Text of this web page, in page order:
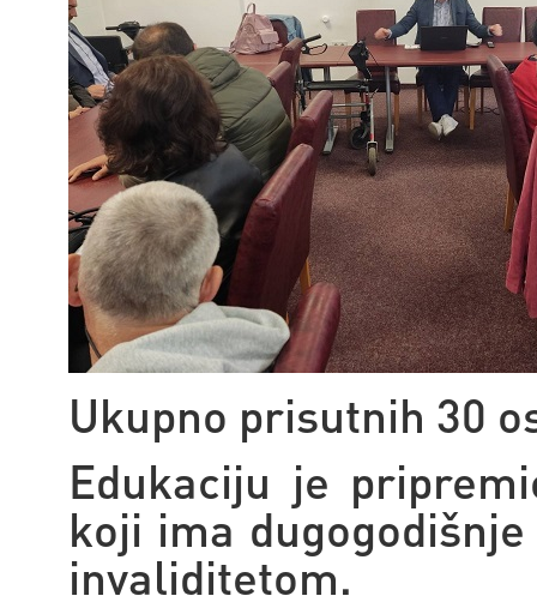
Ukupno prisutnih 30
Edukaciju je
koji ima
invaliditetom.